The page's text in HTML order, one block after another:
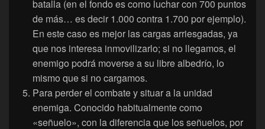
batalla (en el fondo es como luchar con 700 puntos
de más… es decir 1.000 contra 1.700 por ejemplo).
En este caso es mejor las cargas arriesgadas, ya
que nos interesa inmovilizarlo; si no llegamos, el
enemigo podrá moverse a su libre albedrío, lo
mismo que si no cargamos.
Para perder el combate y situar a la unidad
enemiga. Conocido habitualmente como
«señuelo», con la diferencia que los señuelos, por